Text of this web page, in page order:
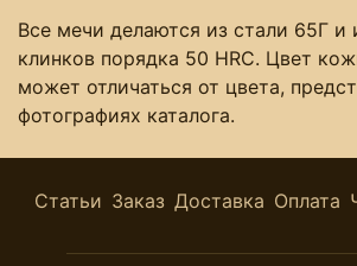
Все мечи делаются из стали 65Г и
клинков порядка 50 HRC. Цвет
может отличаться от цвета,
фотографиях каталога.
Статьи Заказ Доставка Оплата